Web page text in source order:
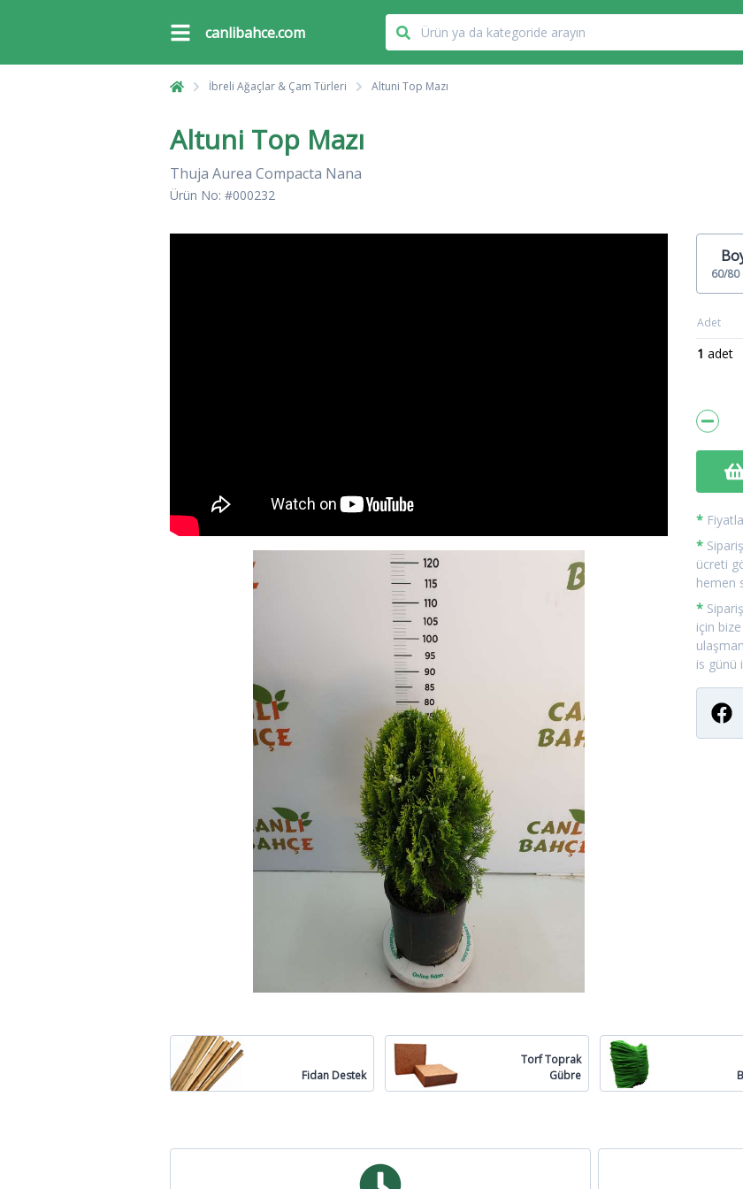
canlibahce.com
İbreli Ağaçlar & Çam Türleri Altuni Top Mazı
Altuni Top Mazı
Thuja Aurea Compacta Nana
Ürün No: #000232
60/80
Adet
1 adet
*
*
ücreti
hemen
*
için bize
is günü
Fidan Destek
Torf Toprak
Gübre